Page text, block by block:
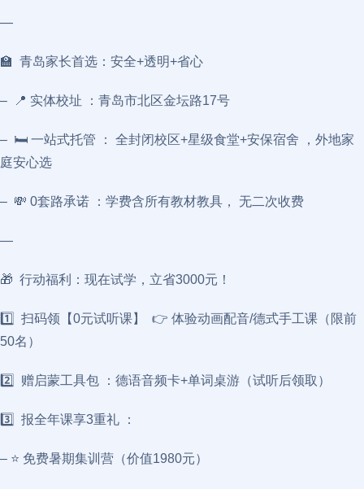
—
🏫 青岛家长首选：安全+透明+省心
– 📍 实体校址 ：青岛市北区金坛路17号
– 🛏️ 一站式托管 ： 全封闭校区+星级食堂+安保宿舍 ，外地家
庭安心选
– 💸 0套路承诺 ：学费含所有教材教具， 无二次收费
—
🎁 行动福利：现在试学，立省3000元！
1️⃣ 扫码领【0元试听课】 👉 体验动画配音/德式手工课（限前
50名）
2️⃣ 赠启蒙工具包 ：德语音频卡+单词桌游（试听后领取）
3️⃣ 报全年课享3重礼 ：
– ⭐ 免费暑期集训营（价值1980元）